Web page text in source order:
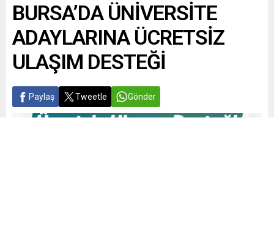
BURSA’DA ÜNİVERSİTE
ADAYLARINA ÜCRETSİZ
ULAŞIM DESTEĞİ
Paylaş Tweetle Gönder